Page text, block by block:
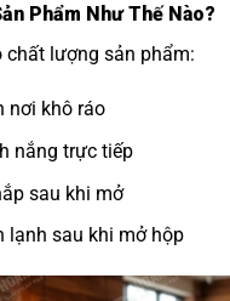
Phẩm Như Thế Nào?
chất lượng sản phẩm:
nơi khô ráo
nắng trực tiếp
sau khi mở
lạnh sau khi mở hộp